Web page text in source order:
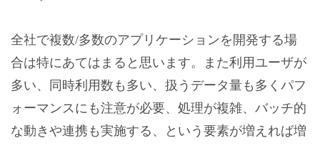
全社で複数/多数のアプリケーションを開発する場
合は特にあてはまると思います。また利用ユーザが
多い、同時利用数も多い、扱うデータ量も多くパフ
ォーマンスにも注意が必要、処理が複雑、バッチ的
な動きや連携も実施する、という要素が増えれば増